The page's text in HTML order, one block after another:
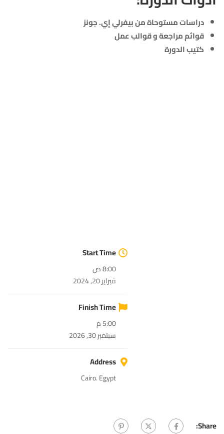
دراسات مستوحاة من بيفرلي إي. جونز
قوائم مراجعة و قوالب عمل
كتيب الدورة
Start Time
8:00 ص
فبراير 20, 2024
Finish Time
5:00 م
سبتمبر 30, 2026
Address
Cairo. Egypt
Share: